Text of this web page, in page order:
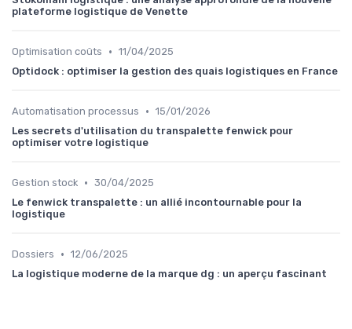
plateforme logistique de Venette
Optimisation coûts • 11/04/2025
Optidock : optimiser la gestion des quais logistiques en France
Automatisation processus • 15/01/2026
Les secrets d'utilisation du transpalette fenwick pour
optimiser votre logistique
Gestion stock • 30/04/2025
Le fenwick transpalette : un allié incontournable pour la
logistique
Dossiers • 12/06/2025
La logistique moderne de la marque dg : un aperçu fascinant